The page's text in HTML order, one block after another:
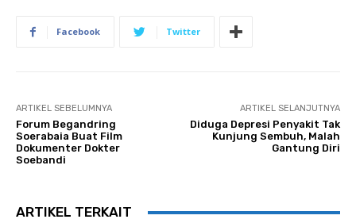
Facebook Twitter
ARTIKEL SEBELUMNYA
Forum Begandring
Soerabaia Buat Film
Dokumenter Dokter
Soebandi
ARTIKEL SELANJUTNYA
Diduga Depresi Penyakit Tak
Kunjung Sembuh, Malah
Gantung Diri
ARTIKEL TERKAIT